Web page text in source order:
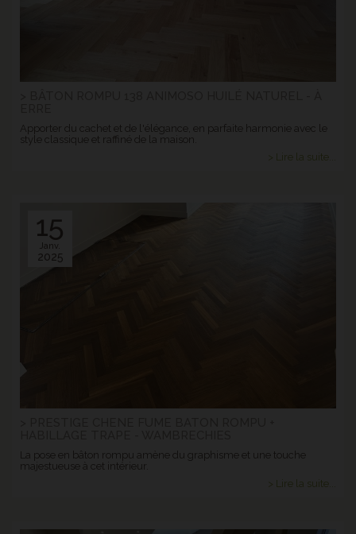
Apporter du cachet et de l'élégance, en parfaite harmonie avec le
style classique et raffiné de la maison.
> Lire la suite...
15
Janv.
2025
La pose en bâton rompu amène du graphisme et une touche
majestueuse à cet intérieur.
> Lire la suite...